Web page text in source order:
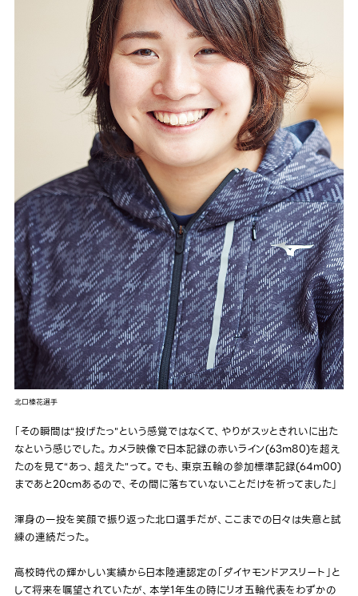
北口榛花選手
「その瞬間は“投げたっ"という感覚ではなくて、やりがスッときれいに出た
なという感じでした。カメラ映像で日本記録の赤いライン(63m80)を超え
たのを見て“あっ、超えた"って。でも、東京五輪の参加標準記録(64m00)
まであと20cmあるので、その間に落ちていないことだけを祈ってました」
渾身の一投を笑顔で振り返った北口選手だが、ここまでの日々は失意と試
練の連続だった。
高校時代の輝かしい実績から日本陸連認定の「ダイヤモンドアスリート」と
して将来を嘱望されていたが、本学1年生の時にリオ五輪代表をわずかの